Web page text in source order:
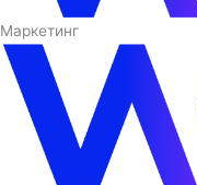
Маркетинг